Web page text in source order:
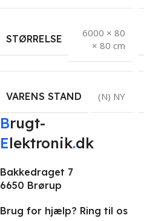
STØRRELSE
6000 × 80
× 80 cm
VARENS STAND (N) NY
Brugt-
Elektronik.dk
Bakkedraget 7
6650 Brørup
Brug for hjælp? Ring til os